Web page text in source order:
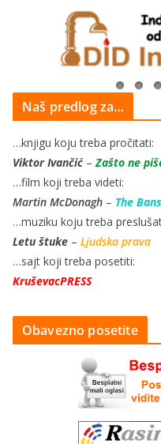
Naš predlog za…
…knjigu koju treba pročitati:
Viktor Ivančić–Zašto ne
…film koji treba videti:
Martin McDonagh – The
…muziku koju treba
Letu štuke – Ljudska prava
…sajt koji treba posetiti:
KruševacPRESS
Obavezno posetite